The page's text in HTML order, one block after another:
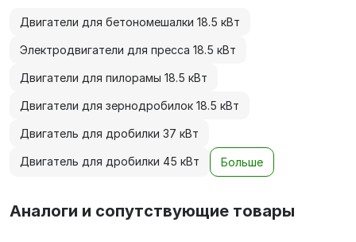
Двигатели для бетономешалки 18.5 кВт
Электродвигатели для пресса 18.5 кВт
Двигатели для пилорамы 18.5 кВт
Двигатели для зернодробилок 18.5 кВт
Двигатель для дробилки 37 кВт
Двигатель для дробилки 45 кВт Больше
Аналоги и сопутствующие товары